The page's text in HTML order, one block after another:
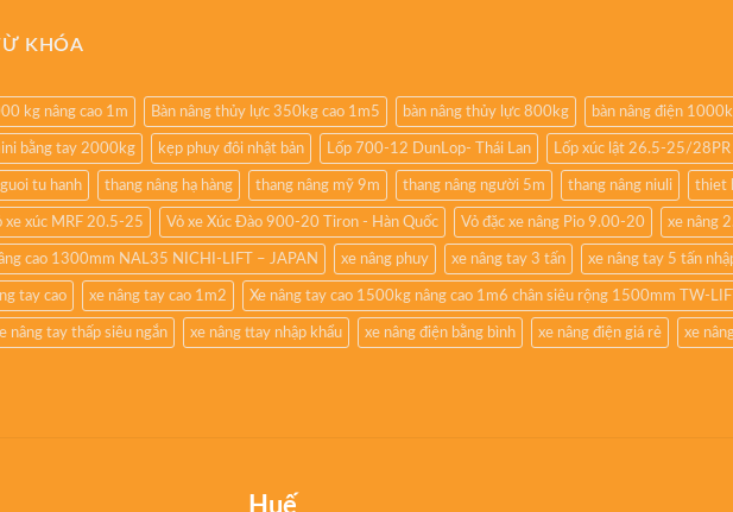
KHÓA
kg nâng cao 1m Bàn nâng thủy lực 350kg cao 1m5 bàn nâng thủy lực 800kg bàn nâng điện
bằng tay 2000kg kẹp phuy đôi nhật bản Lốp 700-12 DunLop- Thái Lan Lốp xúc lật 26.5-25/
tu hanh thang nâng hạ hàng thang nâng mỹ 9m thang nâng người 5m thang nâng niuli thiet
xe xúc MRF 20.5-25 Vỏ xe Xúc Đào 900-20 Tiron - Hàn Quốc Vỏ đặc xe nâng Pio 9.00-20 xe nâng
cao 1300mm NAL35 NICHI-LIFT – JAPAN xe nâng phuy xe nâng tay 3 tấn xe nâng tay 5 tấn
tay cao xe nâng tay cao 1m2 Xe nâng tay cao 1500kg nâng cao 1m6 chân siêu rộng 1500mm TW-
nâng tay thấp siêu ngắn xe nâng ttay nhập khẩu xe nâng điện bằng bình xe nâng điện giá rẻ xe
Huế